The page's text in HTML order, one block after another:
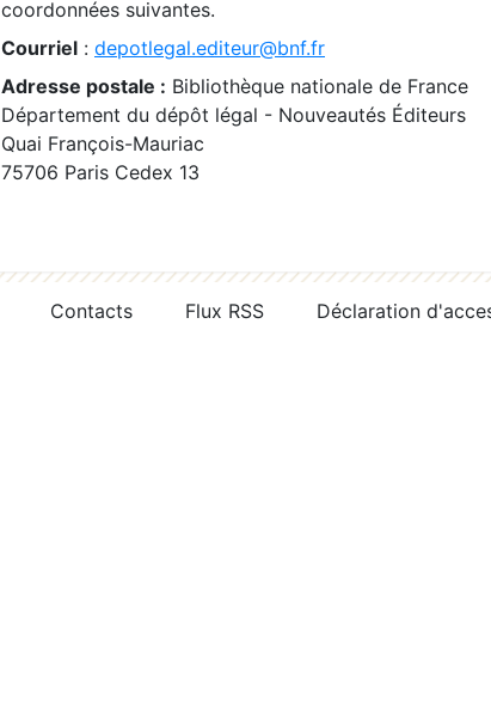
coordonnées suivantes.
Courriel : depotlegal.editeur@bnf.fr
Adresse postale : Bibliothèque nationale de France
Département du dépôt légal - Nouveautés Éditeurs
Quai François-Mauriac
75706 Paris Cedex 13
Contacts Flux RSS Déclaration